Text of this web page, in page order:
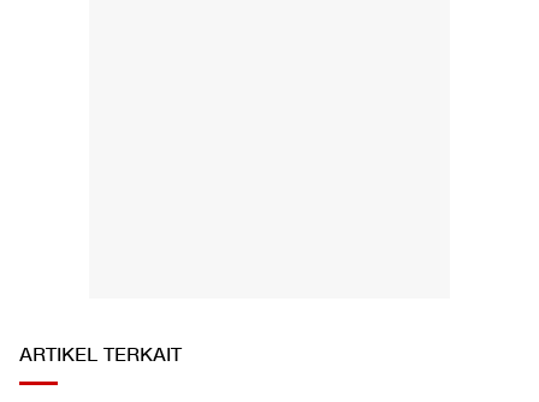
ARTIKEL TERKAIT